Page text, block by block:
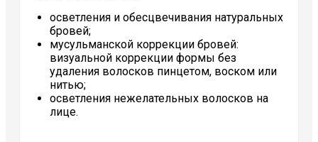
осветления и обесцвечивания натуральных
бровей;
мусульманской коррекции бровей:
визуальной коррекции формы без
удаления волосков пинцетом, воском или
нитью;
осветления нежелательных волосков на
лице.